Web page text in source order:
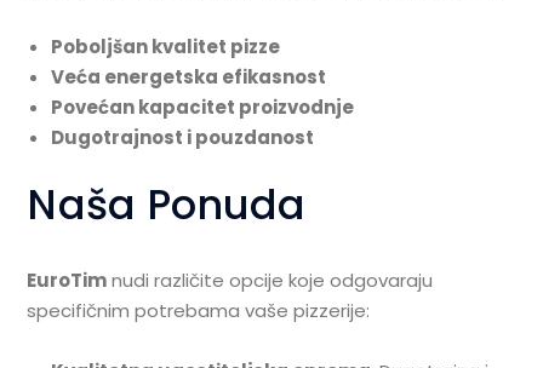
Poboljšan kvalitet pizze
Veća energetska efikasnost
Povećan kapacitet proizvodnje
Dugotrajnost i pouzdanost
Naša Ponuda
EuroTimnudi različite opcije koje odgovaraju
specifičnim potrebama vaše pizzerije: